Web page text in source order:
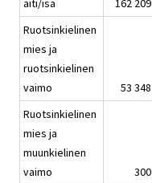
äiti/isä
162 209
Ruotsinkielinen
mies ja
ruotsinkielinen
vaimo
53 348
Ruotsinkielinen
mies ja
muunkielinen
vaimo
300